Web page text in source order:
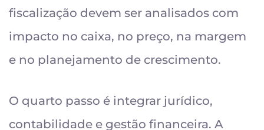
fiscalização devem ser analisados com
impacto no caixa, no preço, na margem
e no planejamento de crescimento.
O quarto passo é integrar jurídico,
contabilidade e gestão financeira. A